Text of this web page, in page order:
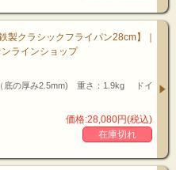
が今も変わらず引き継がれていることで
伝わってくる、そんな一品です。
製クラシックフライパン28cm】｜
ラインショップ
底の厚み2.5mm) 重さ：1.9kg ドイ
価格:28,080円(税込)
在庫切れ